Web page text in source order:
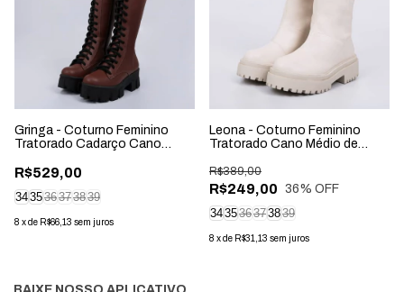
Gringa - Coturno Feminino
Tratorado Cadarço Cano
R$529,00
343536373839
8 xde R$66,13 sem juros
Leona - Coturno Feminino
Tratorado Cano Médio de
R$249,00
R$389,00
36% OFF
343536373839
8 xde R$31,13 sem juros